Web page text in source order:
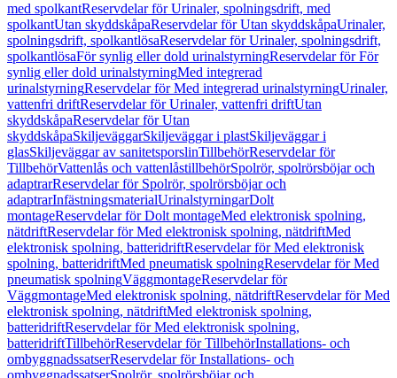
med spolkantReservdelar för Urinaler, spolningsdrift, med
spolkantUtan skyddskåpaReservdelar för Utan skyddskåpaUrinaler,
spolningsdrift, spolkantlösaReservdelar för Urinaler, spolningsdrift,
spolkantlösaFör synlig eller dold urinalstyrningReservdelar för För
synlig eller dold urinalstyrningMed integrerad
urinalstyrningReservdelar för Med integrerad urinalstyrningUrinaler,
vattenfri driftReservdelar för Urinaler, vattenfri driftUtan
skyddskåpaReservdelar för Utan
skyddskåpaSkiljeväggarSkiljeväggar i plastSkiljeväggar i
glasSkiljeväggar av sanitetsporslinTillbehörReservdelar för
TillbehörVattenlås och vattenlåstillbehörSpolrör, spolrörsböjar och
adaptrarReservdelar för Spolrör, spolrörsböjar och
adaptrarInfästningsmaterialUrinalstyrningarDolt
montageReservdelar för Dolt montageMed elektronisk spolning,
nätdriftReservdelar för Med elektronisk spolning, nätdriftMed
elektronisk spolning, batteridriftReservdelar för Med elektronisk
spolning, batteridriftMed pneumatisk spolningReservdelar för Med
pneumatisk spolningVäggmontageReservdelar för
VäggmontageMed elektronisk spolning, nätdriftReservdelar för Med
elektronisk spolning, nätdriftMed elektronisk spolning,
batteridriftReservdelar för Med elektronisk spolning,
batteridriftTillbehörReservdelar för TillbehörInstallations- och
ombyggnadssatserReservdelar för Installations- och
ombyggnadssatserSpolrör, spolrörsböjar och